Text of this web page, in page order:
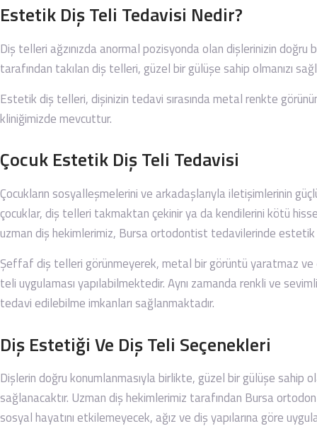
Estetik Diş Teli Tedavisi Nedir?
Diş telleri ağzınızda anormal pozisyonda olan dişlerinizin doğru
tarafından takılan diş telleri, güzel bir gülüşe sahip olmanızı
Estetik diş telleri, dişinizin tedavi sırasında metal renkte
kliniğimizde mevcuttur.
Çocuk Estetik Diş Teli Tedavisi
Çocukların sosyalleşmelerini ve arkadaşlarıyla iletişimlerinin
çocuklar, diş telleri takmaktan çekinir ya da kendilerini kötü
uzman diş hekimlerimiz, Bursa ortodontist tedavilerinde
Şeffaf diş telleri görünmeyerek, metal bir görüntü yaratmaz ve
teli uygulaması yapılabilmektedir. Aynı zamanda renkli ve
tedavi edilebilme imkanları sağlanmaktadır.
Diş Estetiği Ve Diş Teli Seçenekleri
Dişlerin doğru konumlanmasıyla birlikte, güzel bir gülüşe sahip
sağlanacaktır. Uzman diş hekimlerimiz tarafından Bursa
sosyal hayatını etkilemeyecek, ağız ve diş yapılarına göre